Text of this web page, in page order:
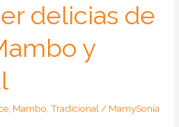
delicias de
y
, Mambo,Tradicional/ MamySonia